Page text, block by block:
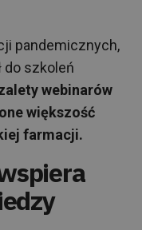
pandemicznych,
do szkoleń
webinarów
większość
farmacji.